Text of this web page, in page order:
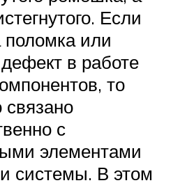
Если
или
в работе
то
с
элементами
системы. В этом